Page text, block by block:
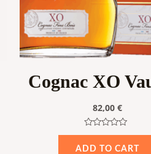
Cognac XO
82,00 €
Rated
out
ADD TO CART